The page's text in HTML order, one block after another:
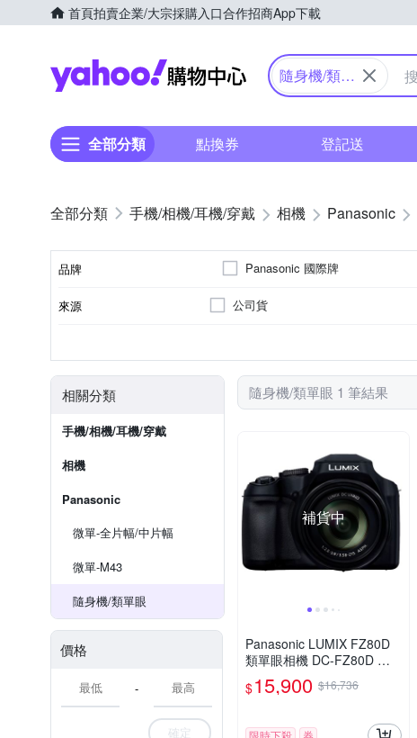
首頁拍賣企業/大宗採購入口合作招商App下載
Yahoo購物中心
隨身機/類單
全部分類 點換券 登記送
手機/相機/耳機/穿戴 相機 Panasonic
品牌 Panasonic 國際牌
來源 公司貨
相關分類
手機/相機/耳機/穿戴
相機
Panasonic
微單-全片幅/中片幅
微單-M43
隨身機/類單眼
價格
-
確定
隨身機/類單眼 1 筆結果
補貨中
Panasonic LUMIX FZ80D
類單眼相機 DC-FZ80D 公
司貨
$15,900 $16,736
限時下殺 券